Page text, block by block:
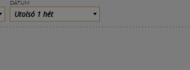
DÁTUM
Utolsó 1 hét